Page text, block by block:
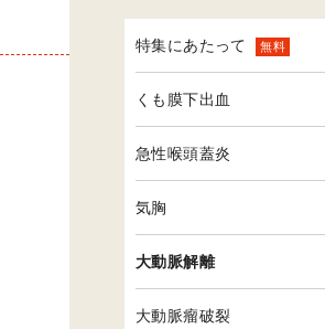
特集にあたって 無料
くも膜下出血
急性喉頭蓋炎
気胸
大動脈解離
大動脈瘤破裂